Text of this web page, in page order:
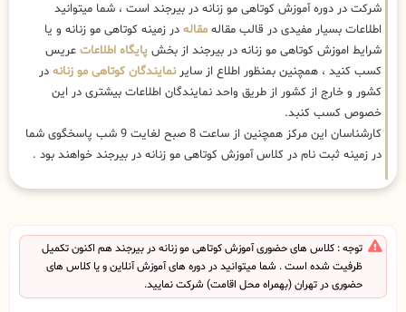
شرکت در دوره آموزش کوتاهی مو زنانه در بیرجند است ، شما میتوانید
اطلاعات بسیار مفیدی در قالب مقاله مقاله در زمینه کوتاهی مو زنانه و یا
شرایط اموزش کوتاهی مو زنانه در بیرجند از بخش پایگاه اطلاعات عریس
کسب کنید ، همچنین بمنظور اطلاع از سایرنمایندگان کوتاهی مو زنانه در
کشور و خارج از کشور از طریق واحد نمایندگان اطلاعات بیشتری در این
خصوص کسب کنبد.
کارشناسان این مرکز همچنین از ساعت 8 صبح لغایت 9 شب پاسخگوی شما
در زمینه ثبت نام در کلاس آموزش کوتاهی مو زنانه در بیرجند خواهند بود .
توجه : کلاس های حضوری آموزش کوتاهی مو زنانه در بیرجند هم اکنون تکمیل
ظرفیت شده است . شما میتوانید در دوره های آموزش آنلاین و یا کلاس های
حضوری در تهران (بهمراه محل اقامت) شرکت نمایید.